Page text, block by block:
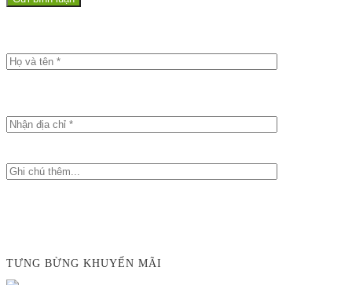
TƯNG BỪNG KHUYẾN MÃI